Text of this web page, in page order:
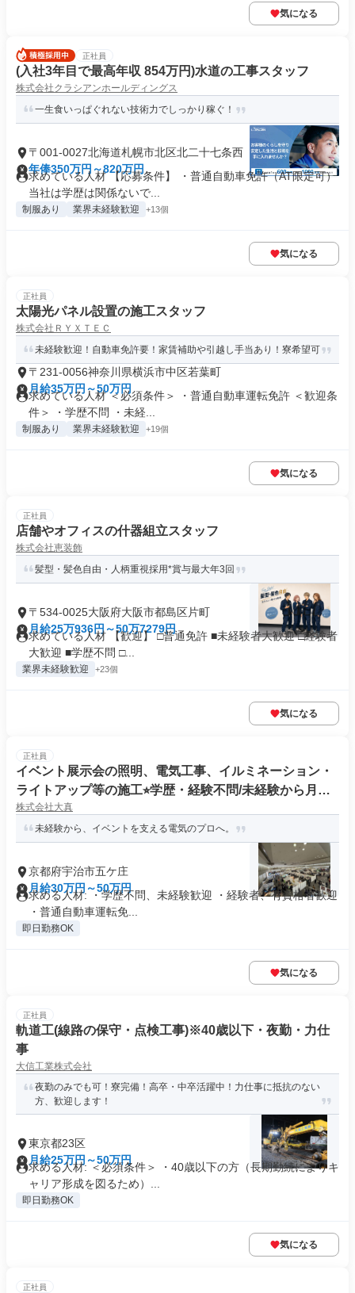
気になる
正社員
(入社3年目で最高年収 854万円)水道の工事スタッフ
株式会社クラシアンホールディングス
一生食いっぱぐれない技術力でしっかり稼ぐ！
〒001-0027北海道札幌市北区北二十七条西
年俸350万円～820万円
求めている人材 【応募条件】 ・普通自動車免許（AT限定可）
当社は学歴は関係ないで...
制服あり 業界未経験歓迎 +13個
気になる
正社員
太陽光パネル設置の施工スタッフ
株式会社ＲＹＸＴＥＣ
未経験歓迎！自動車免許要！家賃補助や引越し手当あり！寮希望可
〒231-0056神奈川県横浜市中区若葉町
月給35万円～50万円
求めている人材 ＜必須条件＞ ・普通自動車運転免許 ＜歓迎条
件＞ ・学歴不問 ・未経...
制服あり 業界未経験歓迎 +19個
気になる
正社員
店舗やオフィスの什器組立スタッフ
株式会社恵装飾
髪型・髪色自由・人柄重視採用*賞与最大年3回
〒534-0025大阪府大阪市都島区片町
月給25万936円～50万7279円
求めている人材 【歓迎】 □普通免許 ■未経験者大歓迎 □経験者
大歓迎 ■学歴不問 □...
業界未経験歓迎 +23個
気になる
正社員
イベント展示会の照明、電気工事、イルミネーション・
ライトアップ等の施工⭐︎学歴・経験不問/未経験から月給3
0万/資格取得支援制度あり
株式会社大真
未経験から、イベントを支える電気のプロへ。
京都府宇治市五ケ庄
月給30万円～50万円
求める人材: ・学歴不問、未経験歓迎 ・経験者、有資格者歓迎
・普通自動車運転免...
即日勤務OK
気になる
正社員
軌道工(線路の保守・点検工事)※40歳以下・夜勤・力仕
事
大信工業株式会社
夜勤のみでも可！寮完備！高卒・中卒活躍中！力仕事に抵抗のない
方、歓迎します！
東京都23区
月給25万円～50万円
求める人材: ＜必須条件＞ ・40歳以下の方（長期勤続によりキ
ャリア形成を図るため）...
即日勤務OK
気になる
正社員